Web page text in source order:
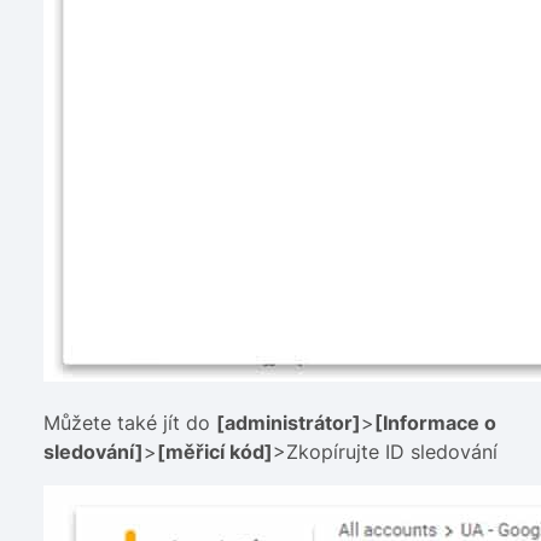
Můžete také jít do [administrátor]> [Informace o
sledování]>[měřicí kód]>Zkopírujte ID sledování